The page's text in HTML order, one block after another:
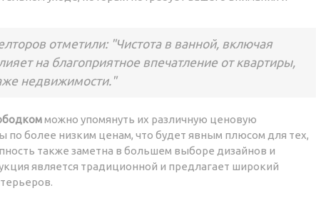
отметили: "Чистота в ванной, включая
на благоприятное впечатление от квартиры,
недвижимости."
можно упомянуть их различную ценовую
по более низким ценам, что будет явным плюсом для тех,
также заметна в большем выборе дизайнов и
является традиционной и предлагает широкий